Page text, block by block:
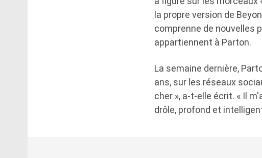
la propre version de
comprenne de nouvelles
appartiennent à Parton.
La semaine dernière,
ans, sur les réseaux
cher », a-t-elle écrit. « Il
drôle, profond et